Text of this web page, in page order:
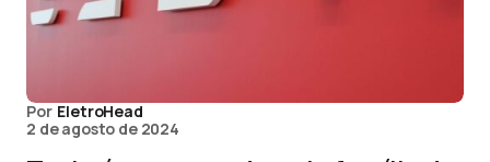
Por EletroHead
2 de agosto de 2024